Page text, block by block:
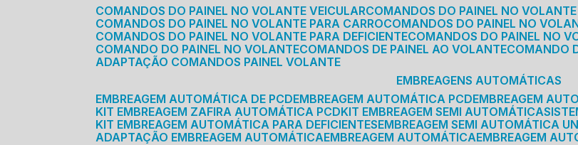
COMANDOS DO PAINEL NO VOLANTE VEICULAR
COMANDOS DO PAINEL NO
COMANDOS DO PAINEL NO VOLANTE PARA CARRO
COMANDOS DO PAINEL NO
COMANDOS DO PAINEL NO VOLANTE PARA DEFICIENTE
COMANDOS DO PAINEL NO
COMANDO DO PAINEL NO VOLANTE
COMANDOS DE PAINEL AO VOLANTE
COMANDO
ADAPTAÇÃO COMANDOS PAINEL VOLANTE
EMBREAGENS AUTOMÁTICAS
EMBREAGEM AUTOMÁTICA DE PCD EMBREAGEM AUTOMÁTICA PCD EMBREAGEM
KIT EMBREAGEM ZAFIRA AUTOMÁTICA PCD
KIT EMBREAGEM SEMI AUTOMÁTICA
KIT EMBREAGEM AUTOMÁTICA PARA DEFICIENTES EMBREAGEM SEMI AUTOMÁTICA
ADAPTAÇÃO EMBREAGEM AUTOMÁTICA EMBREAGEM AUTOMÁTICA EMBREAGEM